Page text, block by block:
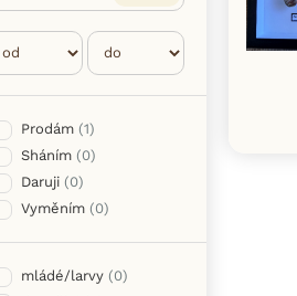
Prodám (1)
Sháním (0)
Daruji (0)
Vyměním (0)
mládé/larvy (0)